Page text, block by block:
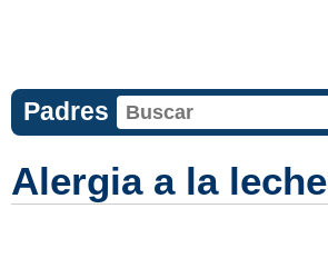
Padres
Alergia a la leche